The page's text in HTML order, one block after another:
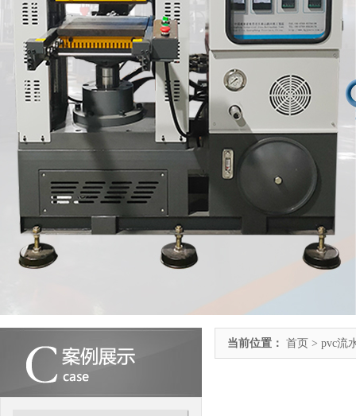
当前位置： 首页 > pvc流